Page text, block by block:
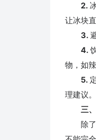
2.
让冰块
3.
4.
物，如
5.
理建议。
三、
除了